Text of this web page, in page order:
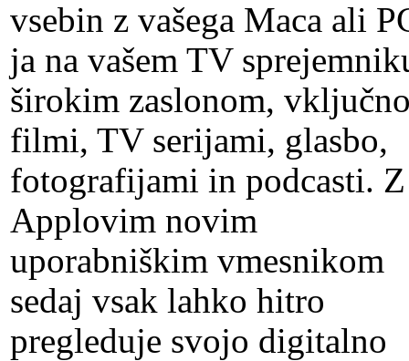
vsebin z vašega Maca ali
ja na vašem TV
širokim zaslonom,
filmi, TV serijami, glasbo,
fotografijami in podcasti. Z
Applovim novim
uporabniškim vmesnikom
sedaj vsak lahko hitro
pregleduje svojo digitalno